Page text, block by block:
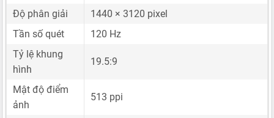
Độ phân giải
1440 × 3120 pixel
Tần số quét
120 Hz
Tỷ lệ khung
hình
19.5:9
Mật độ điểm
ảnh
513 ppi